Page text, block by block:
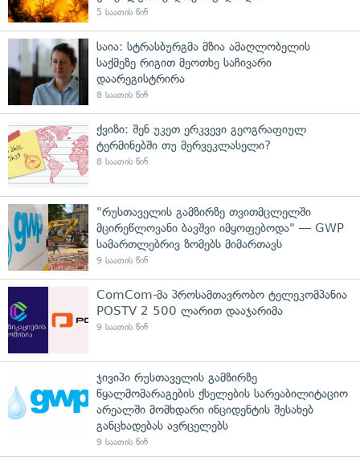
5 საათის წინ
საია: სტრასბურგმა მზია ამაღლობელის
საქმეზე რიგით მეოთხე საჩივარი
დაარეგისტრირა
8 საათის წინ
ქვიზი: შენ უკეთ ერკვევი გეოგრაფიულ
ტერმინებში თუ მერვეკლასელი?
8 საათის წინ
"რუსთაველის გამზირზე თვითმცლელში
მცირეწლოვანი ბავშვი იმყოფებოდა" — GWP
სამართლებრივ ზომებს მიმართავს
9 საათის წინ
ComCom-მა პროსამთავრობო ტელეკომპანია
POSTV 2 500 ლარით დააჯარიმა
9 საათის წინ
ჯივიპი რუსთაველის გამზირზე
წყალმომარაგების ქსელების სარეაბილიტაციო
არეალში მომხდარი ინციდენტის შესახებ
განცხადებას ავრცელებს
9 საათის წინ